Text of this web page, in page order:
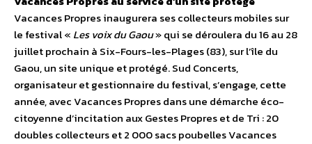
Vacances Propres inaugurera ses collecteurs mobiles sur
le festival « Les voix du Gaou» qui se déroulera du 16 au 28
juillet prochain à Six-Fours-les-Plages (83), sur l’île du
Gaou, un site unique et protégé. Sud Concerts,
organisateur et gestionnaire du festival, s’engage, cette
année, avec Vacances Propres dans une démarche éco-
citoyenne d’incitation aux Gestes Propres et de Tri : 20
doubles collecteurs et 2 000 sacs poubelles Vacances